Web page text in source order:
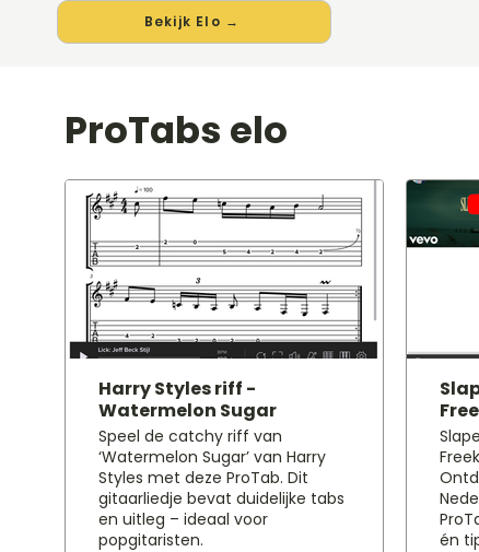
Bekijk Elo →
ProTabs elo
Harry Styles riff -
Watermelon Sugar
Speel de catchy riff van
‘Watermelon Sugar’ van Harry
Styles met deze ProTab. Dit
gitaarliedje bevat duidelijke tabs
en uitleg – ideaal voor
popgitaristen.
én